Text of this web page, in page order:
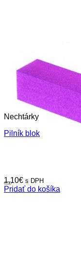
Nechtárky
Pilník blok
1,10€ s DPH
Pridať do košíka